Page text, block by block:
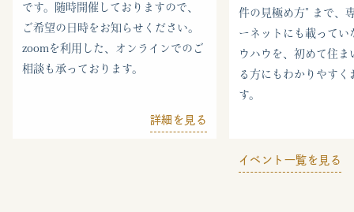
です。随時開催しておりますので、
ご希望の日時をお知らせください。
zoomを利用した、オンラインでのご
相談も承っております。
詳細を見る
件の見極め方" まで、
ーネットにも載ってい
ウハウを、初めて住ま
る方にもわかりやすく
す。
イベント一覧を見る